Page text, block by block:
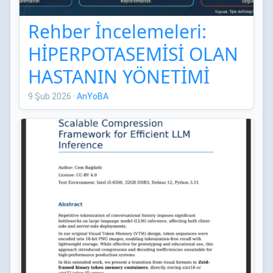
Rehber İncelemeleri:
HİPERPOTASEMİSİ OLAN
HASTANIN YÖNETİMİ
TÜRK NEFROLOJİ
DERNEĞİ UZMAN
GÖRÜŞÜ RAPORU
9 Şub 2026 · AnYoBA